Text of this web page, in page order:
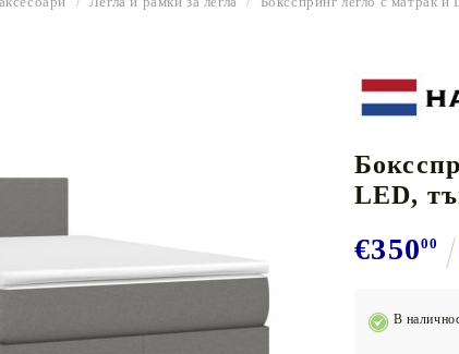
Тренажори за баланс
Подложки за фитнес уреди
Силови кули
LED,
€35000
В